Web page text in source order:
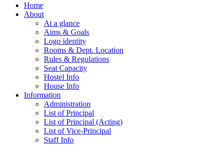
Home
About
At a glance
Aims & Goals
Logo identity
Rooms & Dept. Location
Rules & Regulations
Seat Capacity
Hostel Info
House Info
Information
Administration
List of Principal
List of Principal (Acting)
List of Vice-Principal
Staff Info